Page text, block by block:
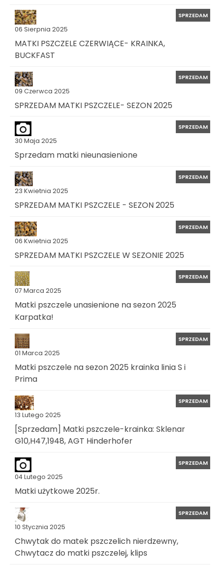
06 Sierpnia 2025
SPRZEDAM
MATKI PSZCZELE CZERWIĄCE- KRAINKA,
BUCKFAST
09 Czerwca 2025
SPRZEDAM
SPRZEDAM MATKI PSZCZELE- SEZON 2025
30 Maja 2025
SPRZEDAM
Sprzedam matki nieunasienione
23 Kwietnia 2025
SPRZEDAM
SPRZEDAM MATKI PSZCZELE - SEZON 2025
06 Kwietnia 2025
SPRZEDAM
SPRZEDAM MATKI PSZCZELE W SEZONIE 2025
07 Marca 2025
SPRZEDAM
Matki pszczele unasienione na sezon 2025
Karpatka!
01 Marca 2025
SPRZEDAM
Matki pszczele na sezon 2025 krainka linia S i
Prima
13 Lutego 2025
SPRZEDAM
[Sprzedam] Matki pszczele-krainka: Sklenar
G10,H47,1948, AGT Hinderhofer
04 Lutego 2025
SPRZEDAM
Matki użytkowe 2025r.
10 Stycznia 2025
SPRZEDAM
Chwytak do matek pszczelich nierdzewny,
Chwytacz do matki pszczelej, klips